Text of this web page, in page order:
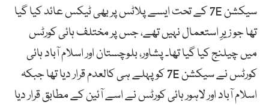
سیکشن 7E کے تحت ایسے پلاٹس پر بھی ٹیکس عائد کیا گیا
تھا جو زیرِ استعمال نہیں تھے، جس پر مختلف ہائی کورٹس
میں چیلنج کیا گیا تھا۔ پشاور، بلوچستان اور اسلام آباد ہائی
کورٹس نے سیکشن 7E کو پہلے ہی کالعدم قرار دیا تھا جبکہ
اسلام آباد اور لاہور ہائی کورٹس نے اسے آئین کے مطابق قرار دیا